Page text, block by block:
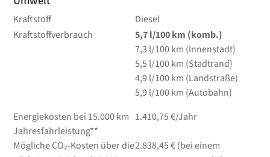
Kraftstoff
Diesel
Kraftstoffverbrauch
5,7l/100 km (komb.)
7,3 l/100 km (Innenstadt)
5,5 l/100 km (Stadtrand)
4,9l/100 km (Landstraße)
5,9l/100 km (Autobahn)
Energiekosten bei 15.000 km
Jahresfahrleistung**
1.410,75 €/Jahr
Mögliche CO₂-Kosten über die2.838,45 € (bei einem